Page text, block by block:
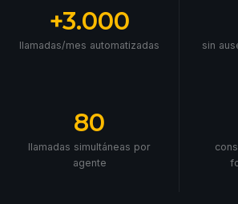
+3.000
llamadas/mes automatizadas
sin
80
llamadas simultáneas por
agente